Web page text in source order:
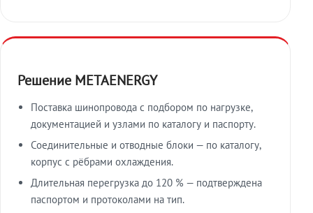
Решение METAENERGY
Поставка шинопровода с подбором по нагрузке,
документацией и узлами по каталогу и паспорту.
Соединительные и отводные блоки — по каталогу,
корпус с рёбрами охлаждения.
Длительная перегрузка до 120 % — подтверждена
паспортом и протоколами на тип.